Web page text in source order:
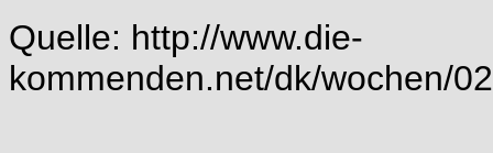
Quelle: http://www.die-
kommenden.net/dk/wochen/